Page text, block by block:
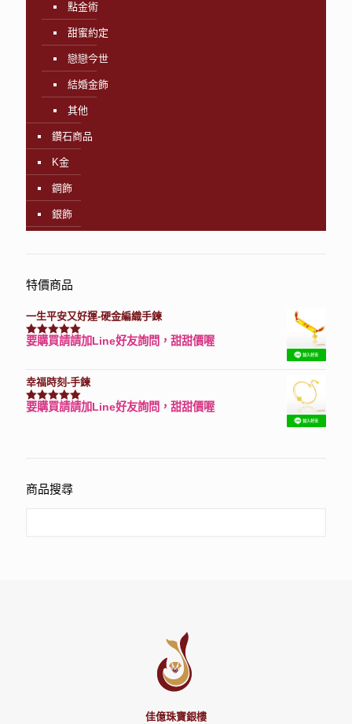
點金術
甜蜜約定
戀戀今世
結婚金飾
其他
鑽石商品
K金
鋼飾
銀飾
特價商品
一生平安又好運-硬金編織手鍊
評分7740滿分 5
要購買請請加Line好友詢問，甜甜價喔
幸福時刻-手鍊
評分3150滿分 5
要購買請請加Line好友詢問，甜甜價喔
商品搜尋
佳億珠寶銀樓